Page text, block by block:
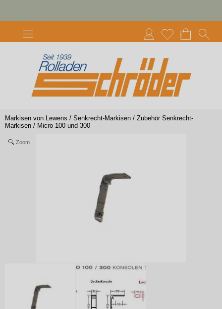
Markisen von Lewens / Senkrecht-Markisen / Zubehör Senkrecht-
Markisen / Micro 100 und 300
Zoom